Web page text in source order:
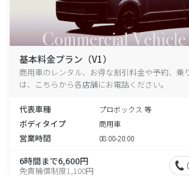
基本料金プラン（V1）
商用車のレンタル、お得な割引料金や予約、乗
は、こちらから各店舗にお電話ください。
代表車種 プロボックス 等
ボディタイプ 商用車
営業時間 08:00-20:00
6時間まで6,600円
免責補償制度1,100円